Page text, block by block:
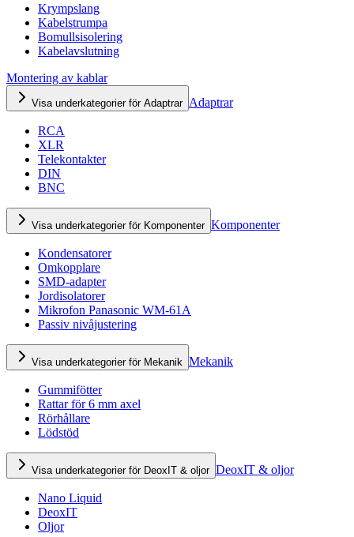
Krympslang
Kabelstrumpa
Bomullsisolering
Kabelavslutning
Montering av kablar
Visa underkategorier för Adaptrar Adaptrar
RCA
XLR
Telekontakter
DIN
BNC
Visa underkategorier för Komponenter Komponenter
Kondensatorer
Omkopplare
SMD-adapter
Jordisolatorer
Mikrofon Panasonic WM-61A
Passiv nivåjustering
Visa underkategorier för Mekanik Mekanik
Gummifötter
Rattar för 6 mm axel
Rörhållare
Lödstöd
Visa underkategorier för DeoxIT & oljor DeoxIT & oljor
Nano Liquid
DeoxIT
Oljor